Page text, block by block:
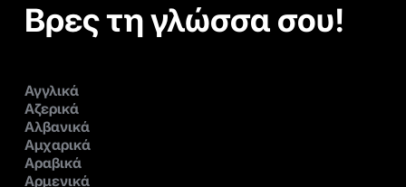
Βρες τη γλώσσα σου!
Αγγλικά
Αζερικά
Αλβανικά
Αμχαρικά
Αραβικά
Αρμενικά